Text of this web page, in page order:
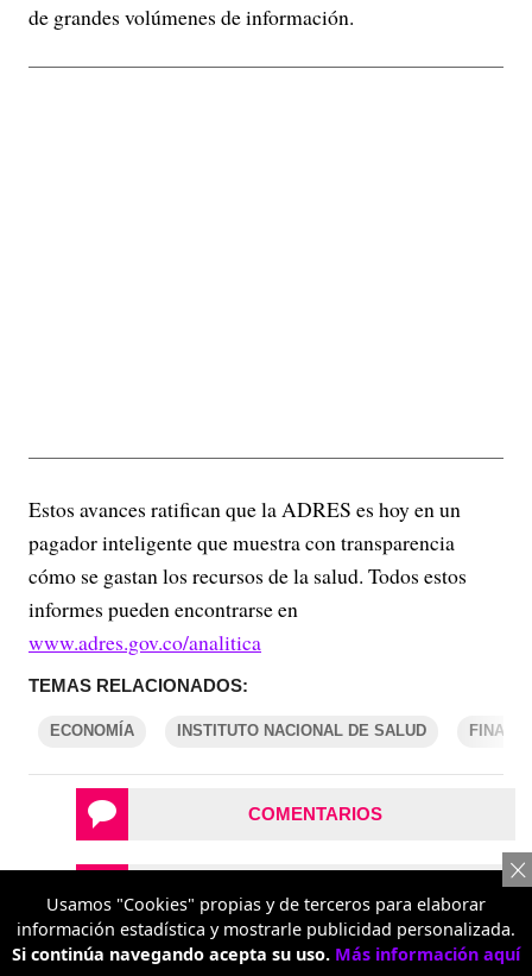
de grandes volúmenes de información.
Estos avances ratifican que la ADRES es hoy en un
pagador inteligente que muestra con transparencia
cómo se gastan los recursos de la salud. Todos estos
informes pueden encontrarse en
www.adres.gov.co/analitica
TEMAS RELACIONADOS:
ECONOMÍA INSTITUTO NACIONAL DE SALUD
COMENTARIOS
Usamos "Cookies" propias y de terceros para elaborar
información estadística y mostrarle publicidad personalizada.
Si continúa navegando acepta su uso. Más información aquí